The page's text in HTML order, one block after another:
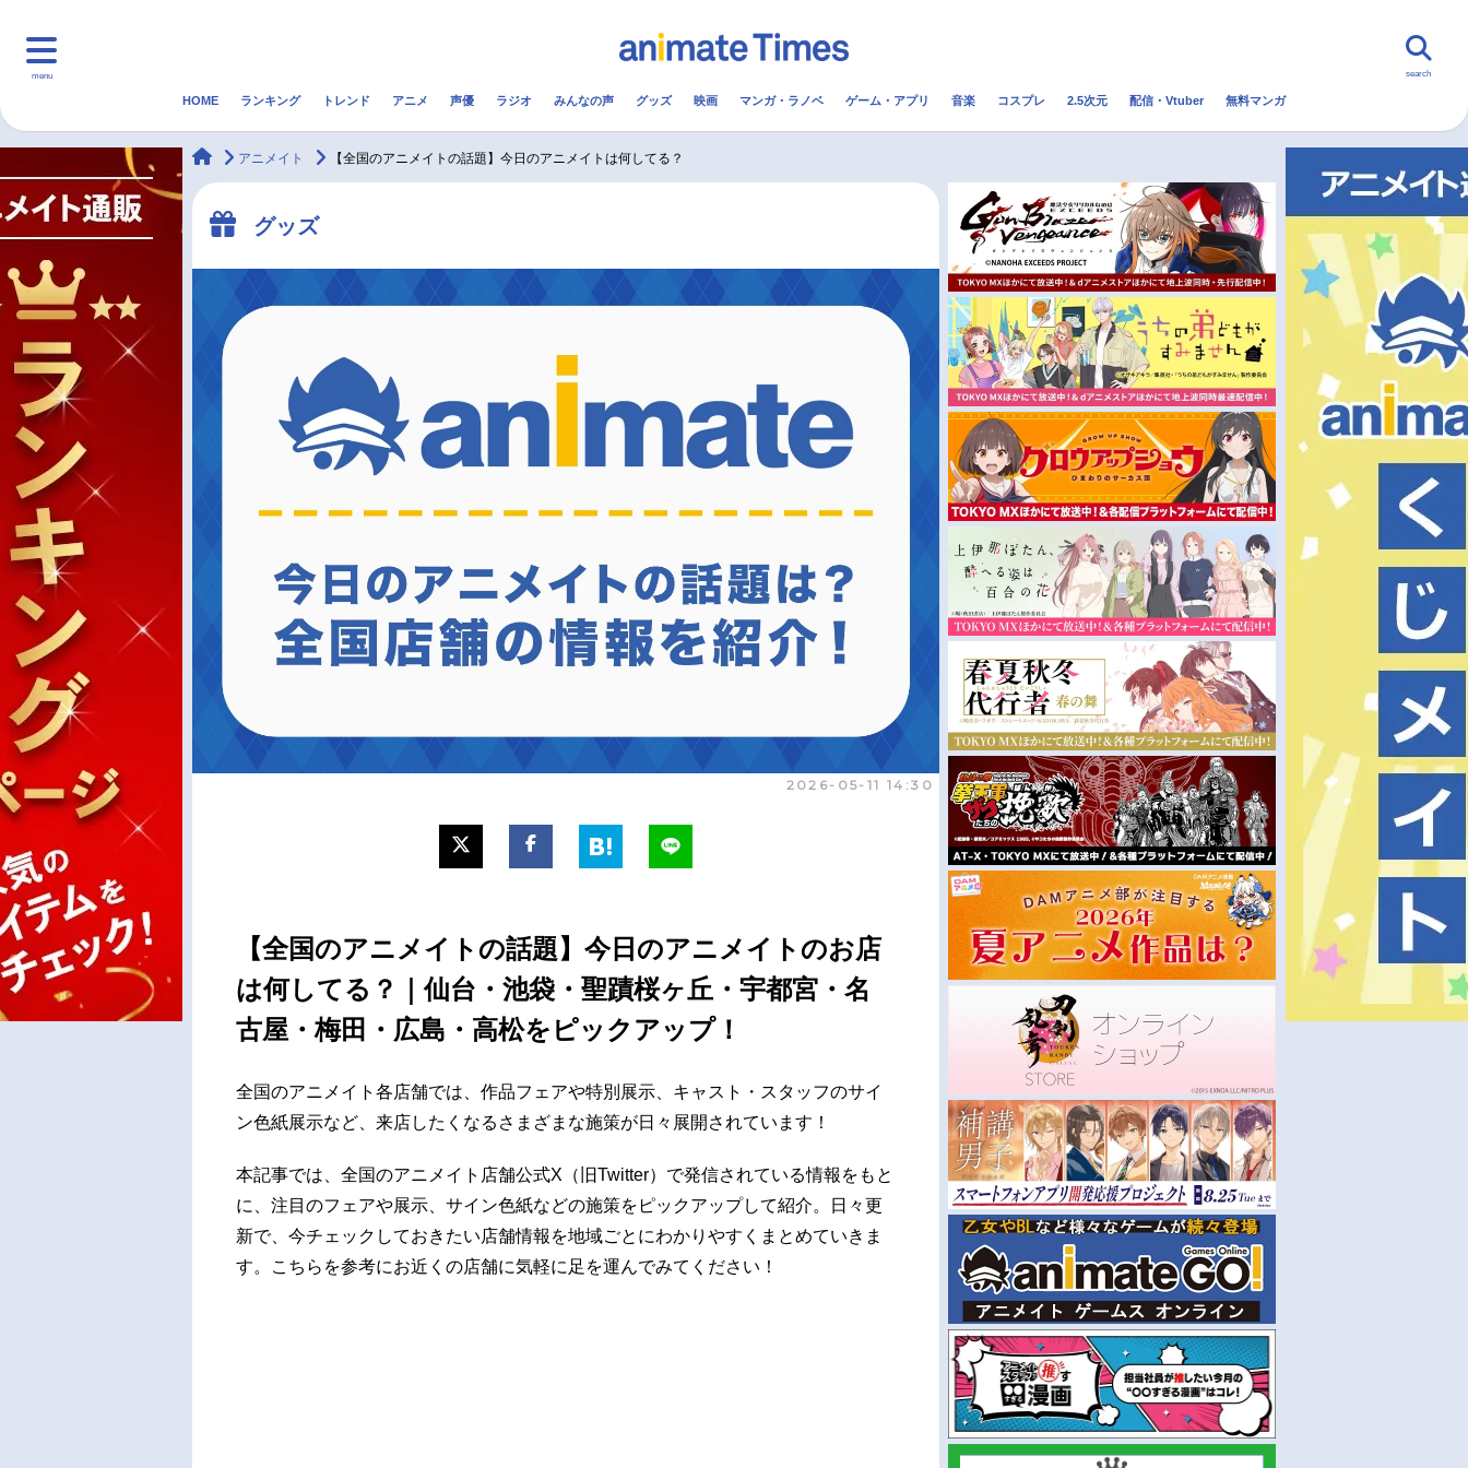
menu
マンガ・ラノベ ゲーム・アプリ 配信・Vtuber トレンド 無料マンガ
最新記事一覧 今期アニメ曜日別一覧
春アニメ
秋アニメ
冬アニメ
FOLLOW US
search
HOME ランキング トレンド アニメ 声優 ラジオ みんなの声 グッズ 映画 マンガ・ラノベ ゲーム・アプリ 音楽 コスプレ 2.5次元 配信・Vtuber 無料マンガ
animateTimes
アニメイト 【全国のアニメイトの話題】今日のアニメイトは何してる？
グッズ
2026-05-11 14:30
【全国のアニメイトの話題】今日のアニメイトのお店
は何してる？｜仙台・池袋・聖蹟桜ヶ丘・宇都宮・名
古屋・梅田・広島・高松をピックアップ！
全国のアニメイト各店舗では、作品フェアや特別展示、キャスト・スタッフのサイ
ン色紙展示など、来店したくなるさまざまな施策が日々展開されています！
本記事では、全国のアニメイト店舗公式X（旧Twitter）で発信されている情報をもと
に、注目のフェアや展示、サイン色紙などの施策をピックアップして紹介。日々更
新で、今チェックしておきたい店舗情報を地域ごとにわかりやすくまとめていきま
す。こちらを参考にお近くの店舗に気軽に足を運んでみてください！